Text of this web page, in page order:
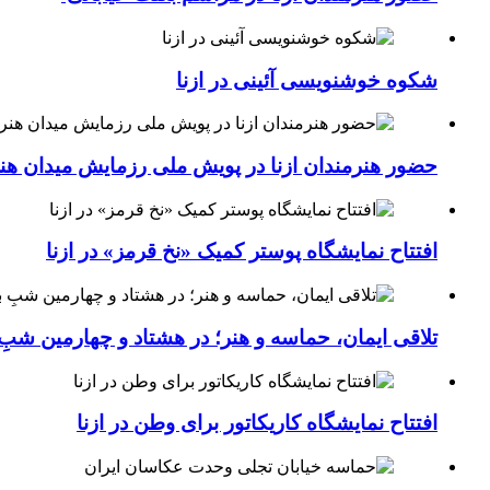
شکوه خوشنویسی آئینی در ازنا
حضور هنرمندان ازنا در پویش ملی رزمایش میدان
افتتاح نمایشگاه پوستر کمیک «نخ قرمز» در ازنا
تلاقی ایمان، حماسه و هنر؛ در هشتاد و چهارمین شبِ
افتتاح نمایشگاه کاریکاتور برای وطن در ازنا